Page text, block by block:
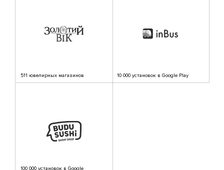
511 ювелирных магазинов 10 000 установок в Google Play
100 000 установок в Google